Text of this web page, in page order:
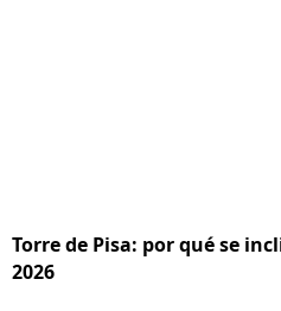
Torre de Pisa: por qué se
2026